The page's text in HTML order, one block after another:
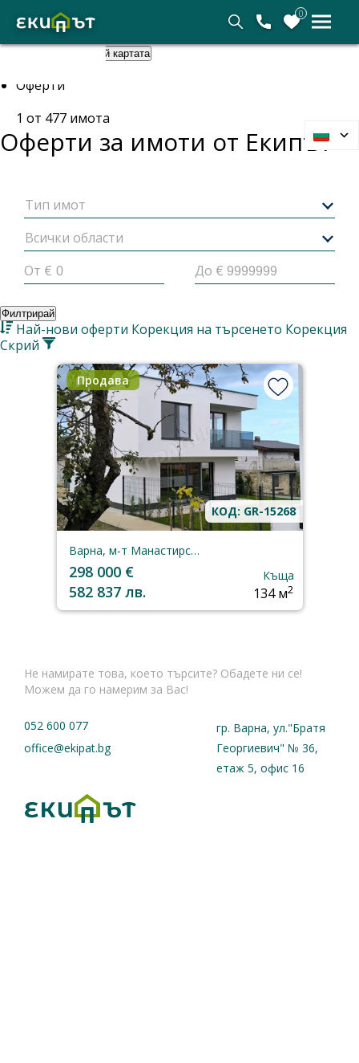
0
Скрий картата
Оферти
1 от 477 имота
Оферти за имоти от Екипът
Тип имот
Всички области
От €
До €
Филтрирай
Най-нови оферти Корекция на търсенето Корекция
Скрий
Продава
КОД: GR-15268
Варна, м-т Манастирски рид
298 000 €
582 837 лв.
Къща
134 м2
Не намирате това, което търсите? Обадете ни се!
Можем да го намерим за Вас!
052 600 077
office@ekipat.bg
гр. Варна, ул."Братя
Георгиевич" № 36,
етаж 5, офис 16